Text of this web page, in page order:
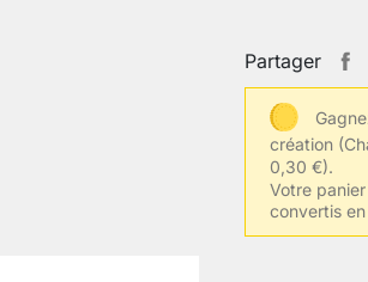
Partager
création
0,30 €).
Votre
convertis